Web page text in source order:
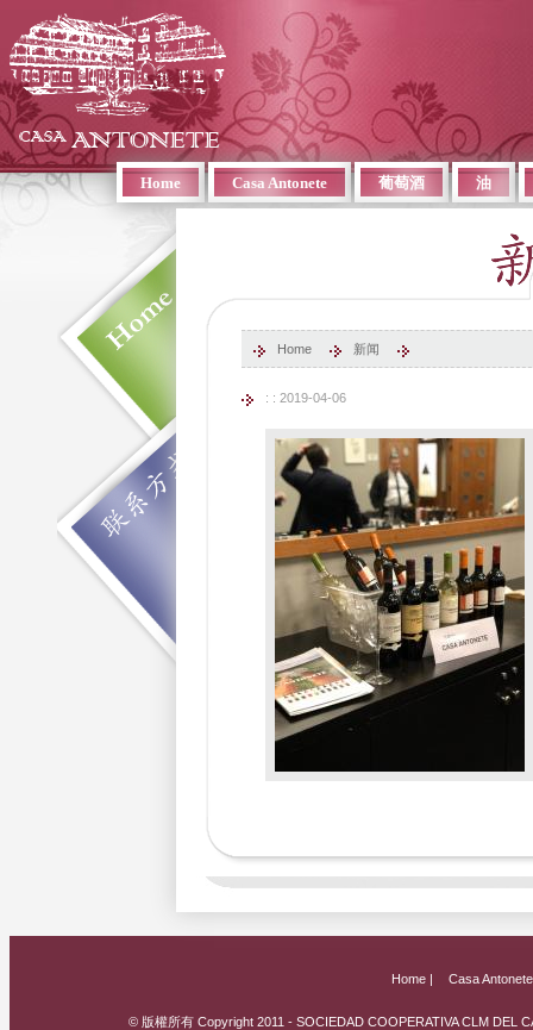
Home Casa Antonete 葡萄酒 油
Home 新闻
: : 2019-04-06
Home | Casa
© 版權所有 Copyright 2011 - SOCIEDAD COOPERATIVA CLM DEL